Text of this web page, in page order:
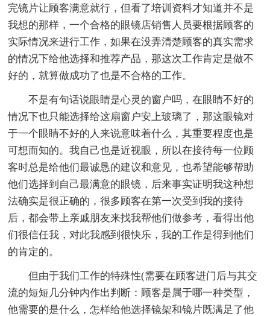
完镜片让顾客满意就行，但看了培训资料才知道并不是
我想的那样，一个合格的眼镜店销售人员要根据顾客的
实际情况来进行工作，如果在没弄清楚顾客的真实需求
的情况下给他选择和推荐产品，那这次工作肯定是做不
好的，就算做成功了也是不合格的工作。
不是有句话说眼睛是心灵的窗户吗，在眼睛不好的
情况下也只能选择给这扇窗户安上玻璃了，那这眼镜对
于一个眼睛不好的人来说意味着什么，其重要程度也是
可想而知的。我自己也是近视眼，所以在接待每一位顾
客时总是给他们最诚恳的建议和意见，也希望能够帮助
他们选择到自己最满意的眼镜，后来事实证明我这种想
法确实是很正确的，很多顾客在第一次受到我的接待
后，都会带上亲戚朋友来找我帮他们做参考，看得出他
们很信任我，对此我感到很快乐，我的工作是得到他们
的肯定的。
但由于我们工作的特殊性(需要在顾客进门后与其交
流的短短几分钟内作出判断：顾客是属于哪一种类型，
他需要的是什么，怎样给他选择镜架和镜片既满足了他